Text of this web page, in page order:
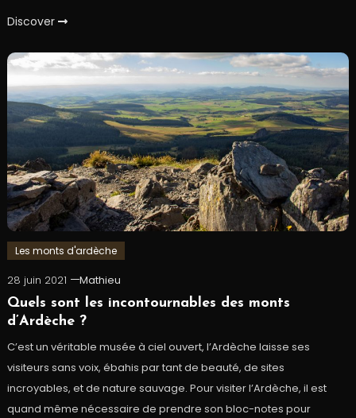
Discover
Les monts d'ardèche
28 juin 2021
Mathieu
Quels sont les incontournables des monts
d’Ardèche ?
C’est un véritable musée à ciel ouvert, l’Ardèche laisse ses
visiteurs sans voix, ébahis par tant de beauté, de sites
incroyables, et de nature sauvage. Pour visiter l’Ardèche, il est
quand même nécessaire de prendre son bloc-notes pour